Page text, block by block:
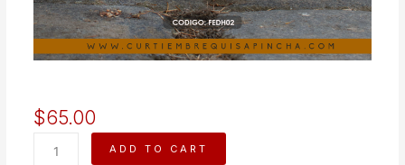
$65.00
ADD TO CART